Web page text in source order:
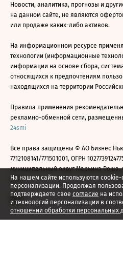
На нашем сайте используются
персонализации. Продолжая
подтверждаете свое согласие на
и технологий персонализации в
отношении обработки персональных
Новости, аналитика, прогнозы и
на данном сайте, не являются
или продаже каких-либо активов.
На информационном ресурсе
технологии (информационные
информации на основе сбора,
относящихся к предпочтениям
находящихся на территории
Правила применения
рекламно-обменной сети,
24smi
Все права защищены © АО Бизнес
7712108141/771501001, ОГРН
муниципальный округ Марьина Роща,
2026